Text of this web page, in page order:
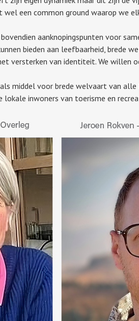
een common ground waarop we
aanknopingspunten voor
bieden aan leefbaarheid, brede
versterken van identiteit. We willen
middel voor brede welvaart van alle
lokale inwoners van toerisme en